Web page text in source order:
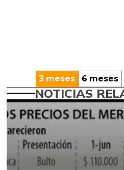
3 meses 6 meses
NOTICIAS